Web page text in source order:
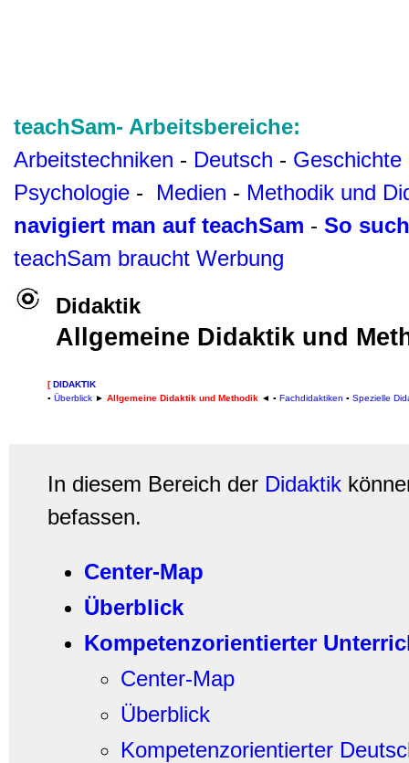
teachSam- Arbeitsbereiche:
Arbeitstechniken - Deutsch - Geschichte
Psychologie - Medien - Methodik und
navigiert man auf teachSam - So
teachSam braucht Werbung
Didaktik
Allgemeine Didaktik und
[ DIDAKTIK
▪ Überblick ► Allgemeine Didaktik und Methodik ◄ ▪ Fachdidaktiken ▪ Spezielle
In diesem Bereich der Didaktik
befassen.
Center-Map
Überblick
Kompetenzorientierter
Center-Map
Überblick
Kompetenzorientierter